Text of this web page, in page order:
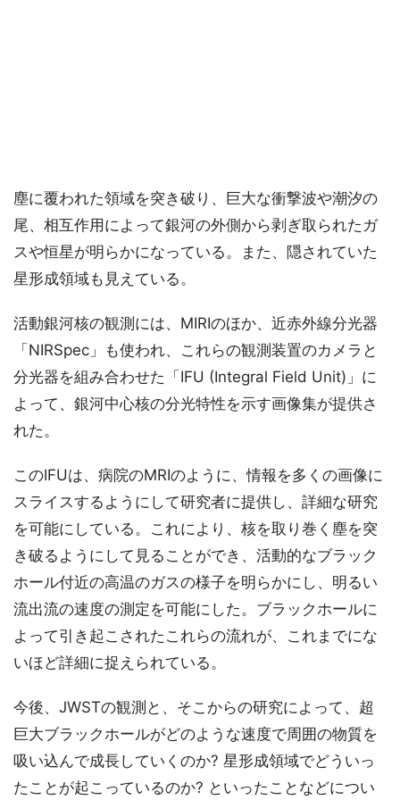
塵に覆われた領域を突き破り、巨大な衝撃波や潮汐の
尾、相互作用によって銀河の外側から剥ぎ取られたガ
スや恒星が明らかになっている。また、隠されていた
星形成領域も見えている。
活動銀河核の観測には、MIRIのほか、近赤外線分光器
「NIRSpec」も使われ、これらの観測装置のカメラと
分光器を組み合わせた「IFU (Integral Field Unit)」に
よって、銀河中心核の分光特性を示す画像集が提供さ
れた。
このIFUは、病院のMRIのように、情報を多くの画像に
スライスするようにして研究者に提供し、詳細な研究
を可能にしている。これにより、核を取り巻く塵を突
き破るようにして見ることができ、活動的なブラック
ホール付近の高温のガスの様子を明らかにし、明るい
流出流の速度の測定を可能にした。ブラックホールに
よって引き起こされたこれらの流れが、これまでにな
いほど詳細に捉えられている。
今後、JWSTの観測と、そこからの研究によって、超
巨大ブラックホールがどのような速度で周囲の物質を
吸い込んで成長していくのか? 星形成領域でどういっ
たことが起こっているのか? といったことなどについ